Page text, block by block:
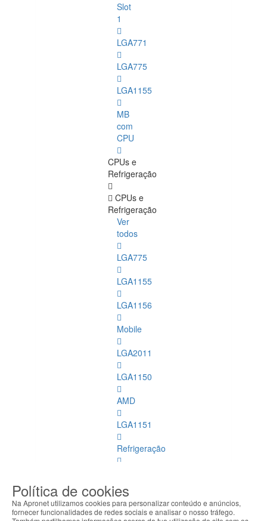
Slot
1
LGA771
LGA775
LGA1155
MB
com
CPU
CPUs e
Refrigeração
CPUs e
Refrigeração
Ver
todos
LGA775
LGA1155
LGA1156
Mobile
LGA2011
LGA1150
AMD
LGA1151
Refrigeração
Dimm
Memórias
Política de cookies
Na Apronet utilizamos cookies para personalizar conteúdo e anúncios,
fornecer funcionalidades de redes sociais e analisar o nosso tráfego.